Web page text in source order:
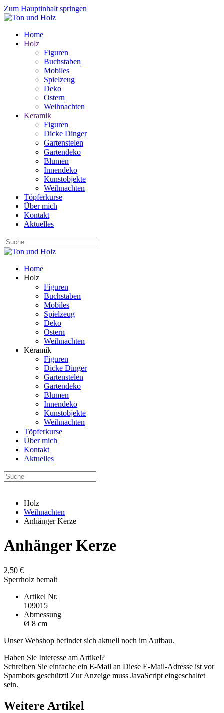
Zum Hauptinhalt springen
Home
Holz
Figuren
Buchstaben
Mobiles
Spielzeug
Deko
Ostern
Weihnachten
Keramik
Figuren
Dicke Dinger
Gartenstelen
Gartendeko
Blumen
Innendeko
Kunstobjekte
Weihnachten
Töpferkurse
Über mich
Kontakt
Aktuelles
Home
Holz
Figuren
Buchstaben
Mobiles
Spielzeug
Deko
Ostern
Weihnachten
Keramik
Figuren
Dicke Dinger
Gartenstelen
Gartendeko
Blumen
Innendeko
Kunstobjekte
Weihnachten
Töpferkurse
Über mich
Kontakt
Aktuelles
Holz
Weihnachten
Anhänger Kerze
Anhänger Kerze
2,50 €
Sperrholz bemalt
Artikel Nr.
109015
Abmessung
Ø 8 cm
Unser Webshop befindet sich aktuell noch im Aufbau.
Haben Sie Interesse am Artikel?
Schreiben Sie einfache ein E-Mail an Diese E-Mail-Adresse ist vor
Spambots geschützt! Zur Anzeige muss JavaScript eingeschaltet
sein.
Weitere Artikel